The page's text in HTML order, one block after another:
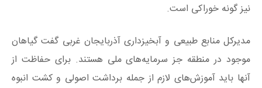
نیز گونه خوراکی است.
مدیرکل منابع طبیعی و آبخیزداری آذربایجان غربی گفت گیاهان
موجود در منطقه جز سرمایه‌های ملی هستند. برای حفاظت از
آنها باید آموزش‌های لازم از جمله برداشت اصولی و کشت انبوه